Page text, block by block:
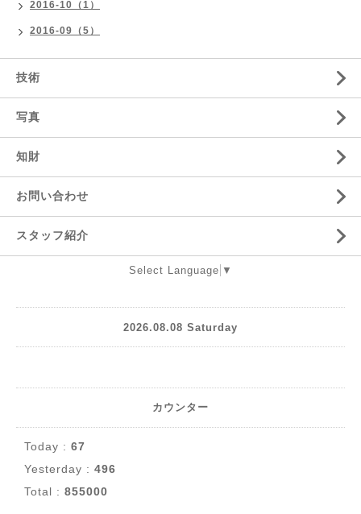
2016-10（1）
2016-09（5）
技術
写真
知財
お問い合わせ
スタッフ紹介
Select Language ▼
2026.08.08 Saturday
カウンター
Today : 67
Yesterday : 496
Total : 855000